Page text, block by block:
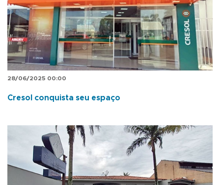
28/06/2025 00:00
Cresol conquista seu espaço